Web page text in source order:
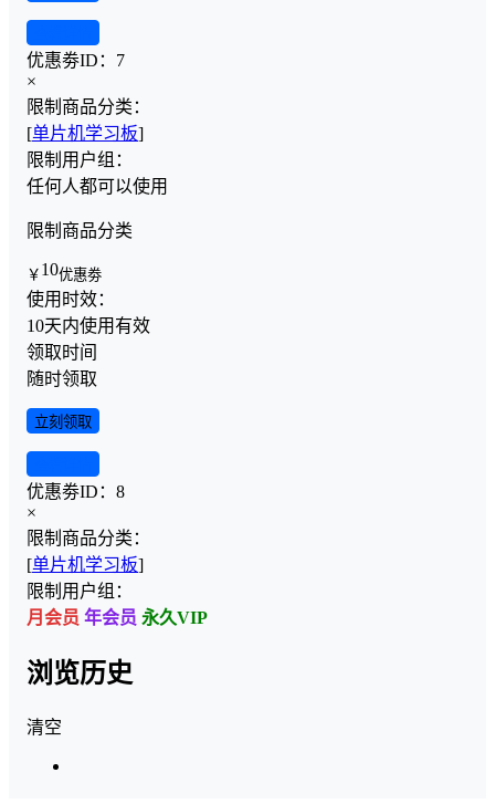
优惠劵ID： 7
×
限制商品分类：
[单片机学习板]
限制用户组：
任何人都可以使用
限制商品分类
￥ 10优惠劵
使用时效：
10天内使用有效
领取时间
随时领取
立刻领取
优惠劵ID： 8
×
限制商品分类：
[单片机学习板]
限制用户组：
月会员 年会员 永久VIP
浏览历史
清空